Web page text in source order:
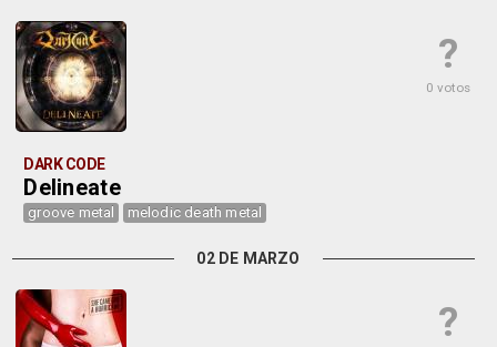
?
0 votos
DARK CODE
Delineate
groove metal melodic death metal
02 DE MARZO
?